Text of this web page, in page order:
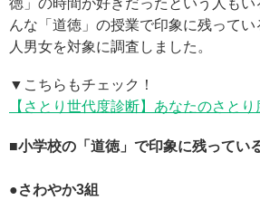
徳」の時間が好きだったという人も
んな「道徳」の授業で印象に残って
人男女を対象に調査しました。
▼こちらもチェック！
【さとり世代度診断】あなたのさと
■小学校の「道徳」で印象に残ってい
●さわやか3組